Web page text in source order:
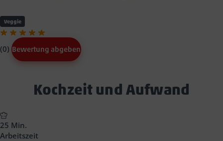
Veggie
(0) Bewertung abgeben
Text
Headline
Kochzeit und Aufwand
25 Min.
Arbeitszeit